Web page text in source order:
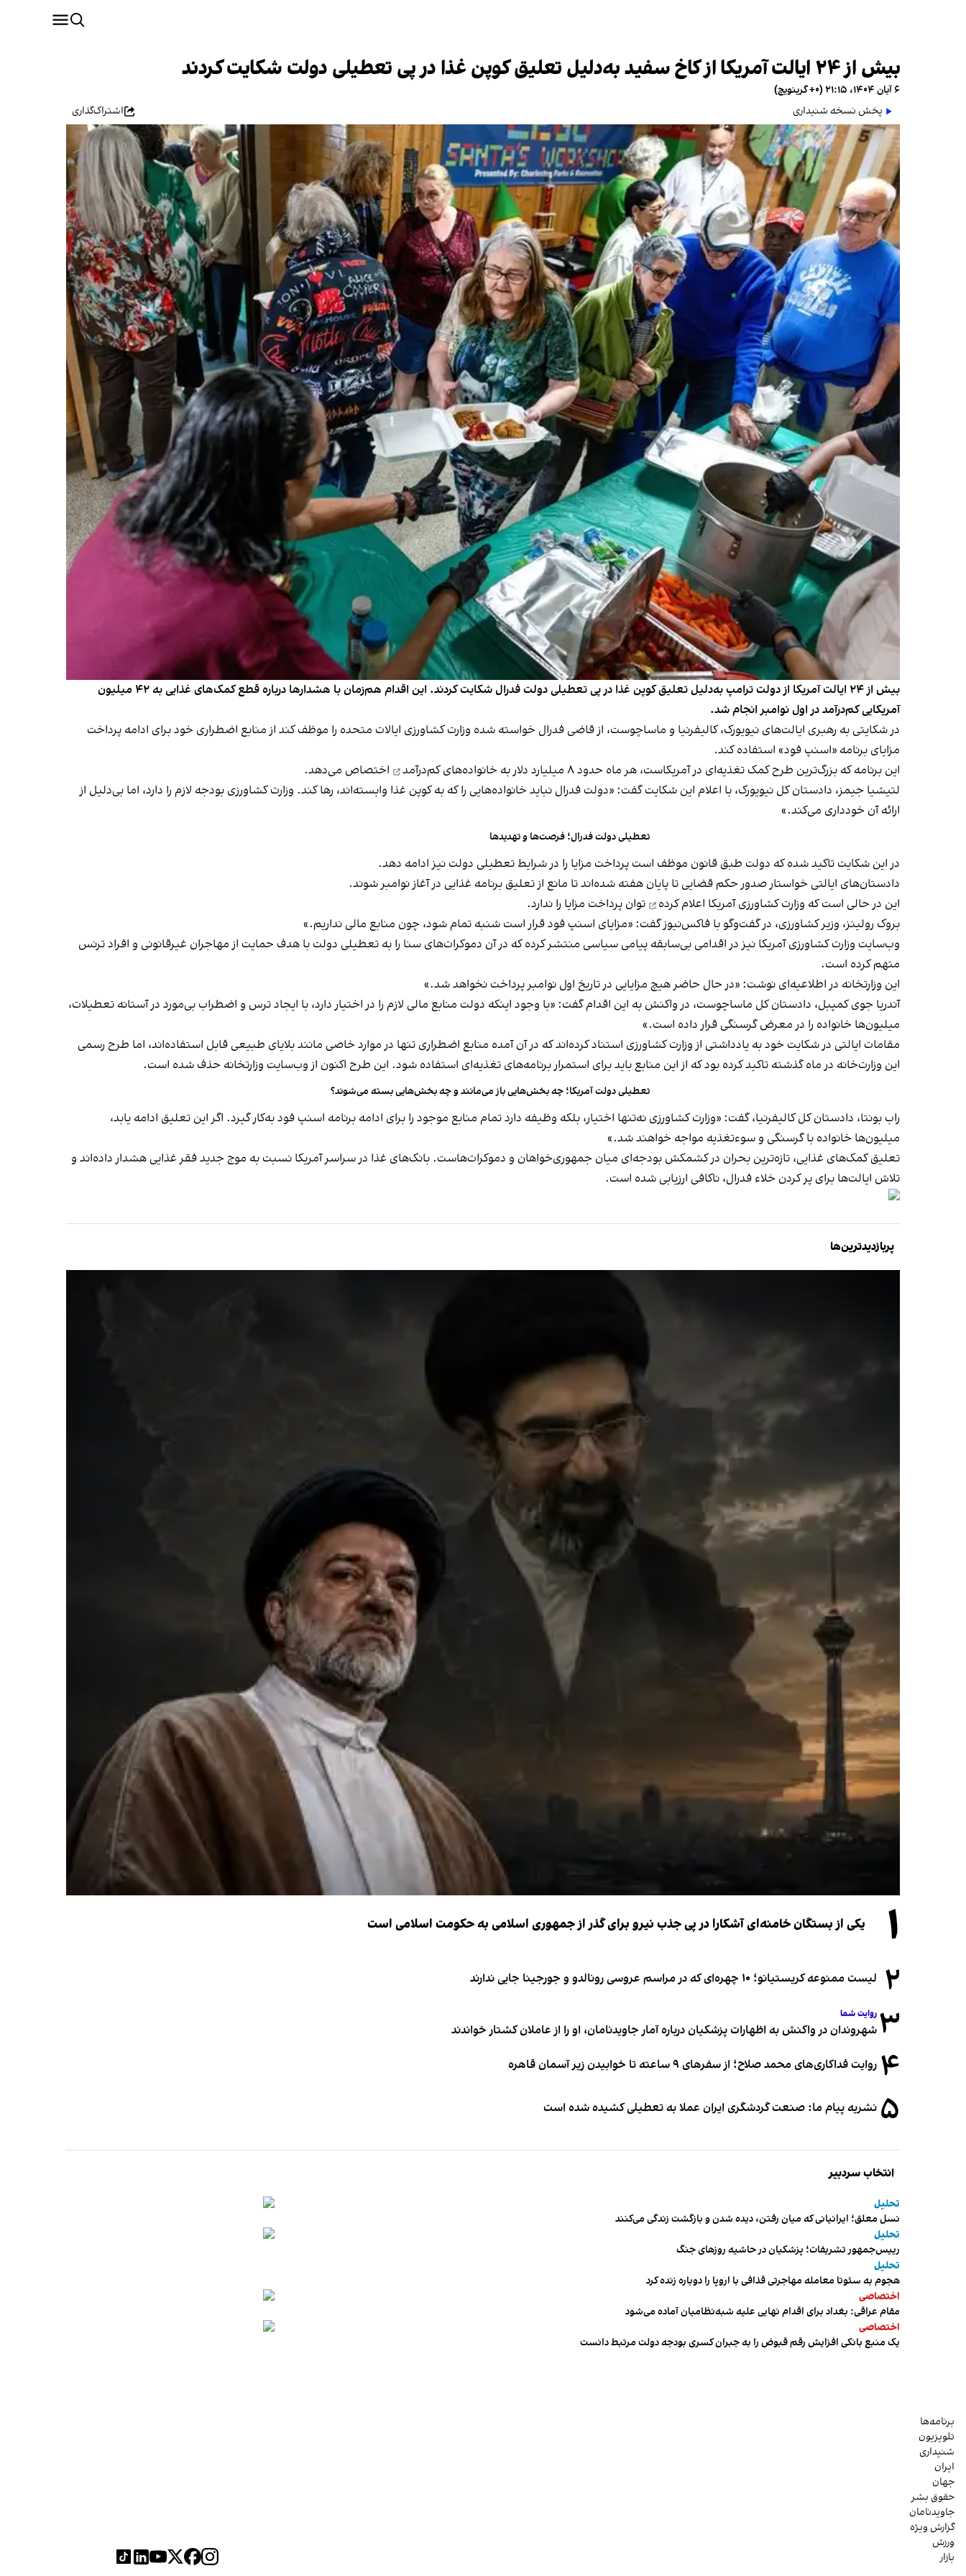
بیش از ۲۴ ایالت آمریکا از کاخ سفید به‌دلیل تعلیق کوپن غذا در پی تعطیلی دولت شکایت کردند
۶ آبان ۱۴۰۴، ۲۱:۱۵ (‎+۰ گرینویچ)
پخش نسخه شنیداری
اشتراک‌گذاری
بیش از ۲۴ ایالت آمریکا از دولت ترامپ به‌دلیل تعلیق کوپن غذا در پی تعطیلی دولت فدرال شکایت کردند. این اقدام هم‌زمان با هشدارها درباره قطع کمک‌های غذایی به ۴۲ میلیون
آمریکایی کم‌درآمد در اول نوامبر انجام شد.
در شکایتی به رهبری ایالت‌های نیویورک، کالیفرنیا و ماساچوست، از قاضی فدرال خواسته شده وزارت کشاورزی ایالات متحده را موظف کند از منابع اضطراری خود برای ادامه پرداخت
مزایای برنامه «اسنپ فود» استفاده کند.
این برنامه که بزرگ‌ترین طرح کمک تغذیه‌ای در آمریکاست، هر ماه حدود ۸ میلیارد دلار به
خانواده‌های کم‌درآمد
اختصاص می‌دهد.
لتیشیا جیمز، دادستان کل نیویورک، با اعلام این شکایت گفت: «دولت فدرال نباید خانواده‌هایی را که به کوپن غذا وابسته‌اند، رها کند. وزارت کشاورزی بودجه لازم را دارد، اما بی‌دلیل از
ارائه آن خودداری می‌کند.»
تعطیلی دولت فدرال؛ فرصت‌ها و تهدیدها
در این شکایت تاکید شده که دولت طبق قانون موظف است پرداخت مزایا را در شرایط تعطیلی دولت نیز ادامه دهد.
دادستان‌های ایالتی خواستار صدور حکم قضایی تا پایان هفته شده‌اند تا مانع از تعلیق برنامه غذایی در آغاز نوامبر شوند.
این در حالی است که وزارت کشاورزی آمریکا اعلام کرده
توان پرداخت مزایا را ندارد.
بروک رولینز، وزیر کشاورزی، در گفت‌وگو با فاکس‌نیوز گفت: «مزایای اسنپ فود قرار است شنبه تمام شود، چون منابع مالی نداریم.»
وب‌سایت وزارت کشاورزی آمریکا نیز در اقدامی بی‌سابقه پیامی سیاسی منتشر کرده که در آن دموکرات‌های سنا را به تعطیلی دولت با هدف حمایت از مهاجران غیرقانونی و افراد ترنس
متهم کرده است.
این وزارتخانه در اطلاعیه‌ای نوشت: «در حال حاضر هیچ مزایایی در تاریخ اول نوامبر پرداخت نخواهد شد.»
آندریا جوی کمپبل، دادستان کل ماساچوست، در واکنش به این اقدام گفت: «با وجود اینکه دولت منابع مالی لازم را در اختیار دارد، با ایجاد ترس و اضطراب بی‌مورد در آستانه تعطیلات،
میلیون‌ها خانواده را در معرض گرسنگی قرار داده است.»
مقامات ایالتی در شکایت خود به یادداشتی از وزارت کشاورزی استناد کرده‌اند که در آن آمده منابع اضطراری تنها در موارد خاصی مانند بلایای طبیعی قابل استفاده‌اند، اما طرح رسمی
این وزارت‌خانه در ماه گذشته تاکید کرده بود که از این منابع باید برای استمرار برنامه‌های تغذیه‌ای استفاده شود. این طرح اکنون از وب‌سایت وزارتخانه حذف شده است.
تعطیلی دولت آمریکا؛ چه بخش‌هایی باز می‌مانند و چه بخش‌هایی بسته می‌شوند؟
راب بونتا، دادستان کل کالیفرنیا، گفت: «وزارت کشاورزی نه‌تنها اختیار، بلکه وظیفه دارد تمام منابع موجود را برای ادامه برنامه اسنپ فود به‌کار گیرد. اگر این تعلیق ادامه یابد،
میلیون‌ها خانواده با گرسنگی و سوءتغذیه مواجه خواهند شد.»
تعلیق کمک‌های غذایی، تازه‌ترین بحران در کشمکش بودجه‌ای میان جمهوری‌خواهان و دموکرات‌هاست. بانک‌های غذا در سراسر آمریکا نسبت به موج جدید فقر غذایی هشدار داده‌اند و
تلاش ایالت‌ها برای پر کردن خلاء فدرال، ناکافی ارزیابی شده است.
پربازدیدترین‌ها
۱ یکی از بستگان خامنه‌ای آشکارا در پی جذب نیرو برای گذر از جمهوری اسلامی به حکومت اسلامی است
۲ لیست ممنوعه کریستیانو؛ ۱۰ چهره‌ای که در مراسم عروسی رونالدو و جورجینا جایی ندارند
۳ روایت شما
شهروندان در واکنش به اظهارات پزشکیان درباره آمار جاویدنامان، او را از عاملان کشتار خواندند
۴ روایت فداکاری‌های محمد صلاح؛ از سفرهای ۹ ساعته تا خوابیدن زیر آسمان قاهره
۵ نشریه پیام ما: صنعت گردشگری ایران عملا به تعطیلی کشیده شده است
انتخاب سردبیر
تحلیل
نسل معلق؛ ایرانیانی که میان رفتن، دیده شدن و بازگشت زندگی می‌کنند
تحلیل
رییس‌جمهور تشریفات؛ پزشکیان در حاشیه روزهای جنگ
تحلیل
هجوم به سئوتا معامله مهاجرتی قذافی با اروپا را دوباره زنده کرد
اختصاصی
مقام عراقی: بغداد برای اقدام نهایی علیه شبه‌نظامیان آماده می‌شود
اختصاصی
یک منبع بانکی افزایش رقم قبوض را به جبران کسری بودجه دولت مرتبط دانست
برنامه‌ها
تلویزیون
شنیداری
ایران
جهان
حقوق بشر
جاویدنامان
گزارش ویژه
ورزش
بازار